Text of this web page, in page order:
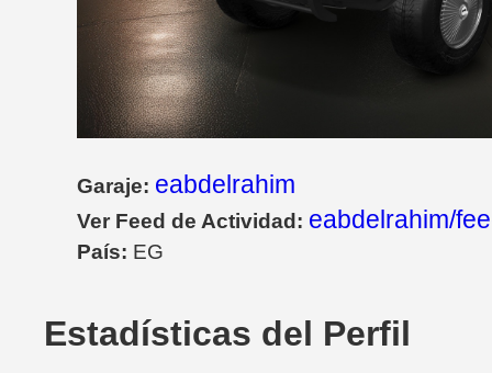
Garaje: eabdelrahim
Ver Feed de Actividad: eabdelrahim/
País: EG
Estadísticas del Perfil